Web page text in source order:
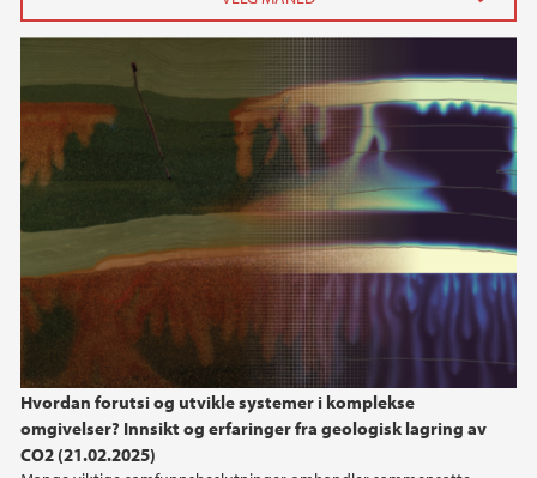
Hvordan forutsi og utvikle systemer i komplekse
omgivelser? Innsikt og erfaringer fra geologisk lagring av
CO2 (21.02.2025)
mai (2)
mars (1)
februar (1)
2025
2024
2023
2022